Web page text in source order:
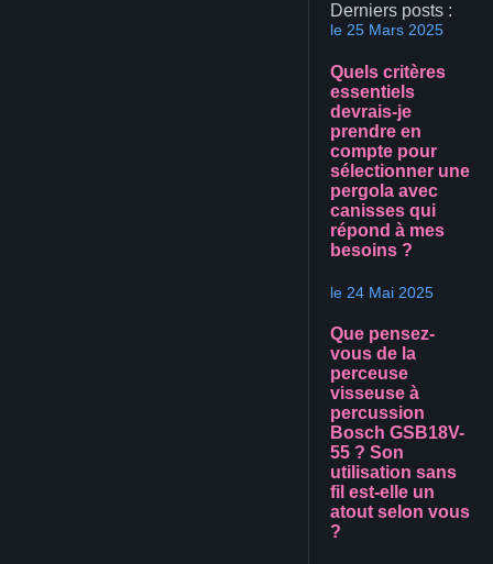
Derniers posts :
le 25 Mars 2025
Quels critères
essentiels
devrais-je
prendre en
compte pour
sélectionner une
pergola avec
canisses qui
répond à mes
besoins ?
le 24 Mai 2025
Que pensez-
vous de la
perceuse
visseuse à
percussion
Bosch GSB18V-
55 ? Son
utilisation sans
fil est-elle un
atout selon vous
?